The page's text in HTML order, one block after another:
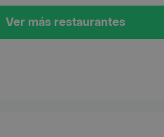
Ver más restaurantes